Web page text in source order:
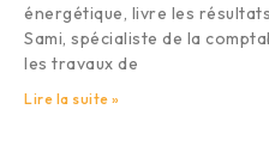
énergétique, livre les
Sami, spécialiste de la
les travaux de
Lire la suite »